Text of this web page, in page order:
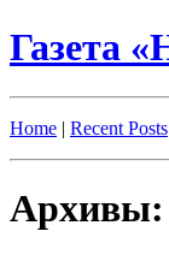
Газета
Home | Recent Posts
Архивы: